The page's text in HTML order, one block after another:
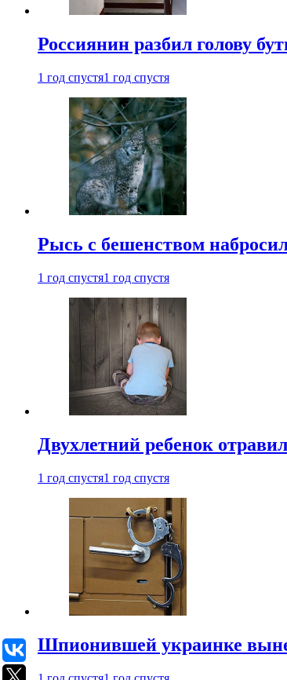
Россиянин разбил голову
1 год спустя1 год спустя
Рысь с бешенством
1 год спустя1 год спустя
Двухлетний ребенок
1 год спустя1 год спустя
Шпионившей украинке